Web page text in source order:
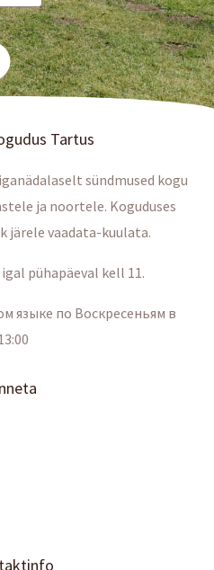
Tartus
sündmused kogu
ja noortele. Koguduses
järele vaadata-kuulata.
pühapäeval kell 11.
языке по Воскресеньям в